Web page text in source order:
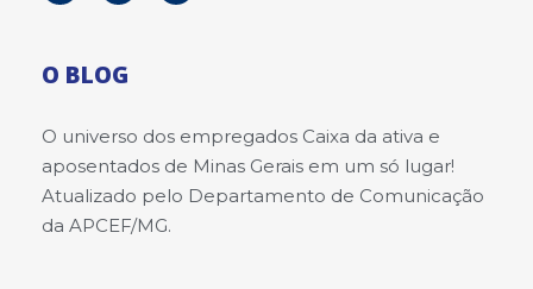
O BLOG
O universo dos empregados Caixa da ativa e
aposentados de Minas Gerais em um só lugar!
Atualizado pelo Departamento de Comunicação
da APCEF/MG.